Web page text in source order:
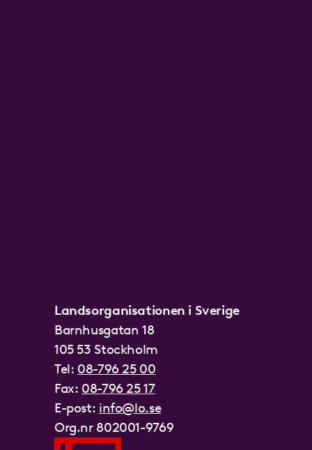
Landsorganisationen i Sverige
Barnhusgatan 18
105 53 Stockholm
Tel: 08-796 25 00
Fax: 08-796 25 17
E-post: info@lo.se
Org.nr 802001-9769